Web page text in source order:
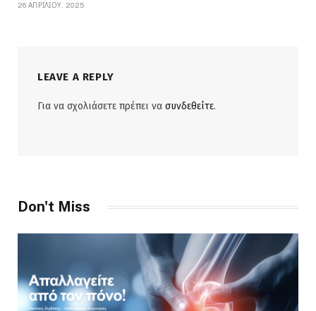
26 ΑΠΡΙΛΊΟΥ, 2025
LEAVE A REPLY
Για να σχολιάσετε πρέπει να συνδεθείτε.
Don't Miss